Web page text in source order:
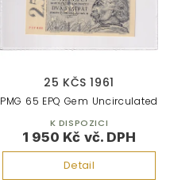
25 KČS 1961
1 950 Kč
Detail
PMG 65 EPQ Gem Uncirculated
K DISPOZICI